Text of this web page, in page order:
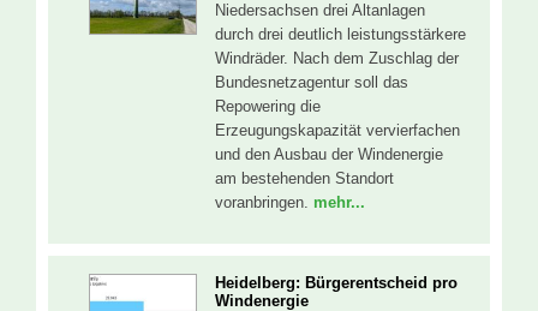
Niedersachsen drei Altanlagen
durch drei deutlich leistungsstärkere
Windräder. Nach dem Zuschlag der
Bundesnetzagentur soll das
Repowering die
Erzeugungskapazität vervierfachen
und den Ausbau der Windenergie
am bestehenden Standort
voranbringen. mehr...
Heidelberg: Bürgerentscheid pro
Windenergie